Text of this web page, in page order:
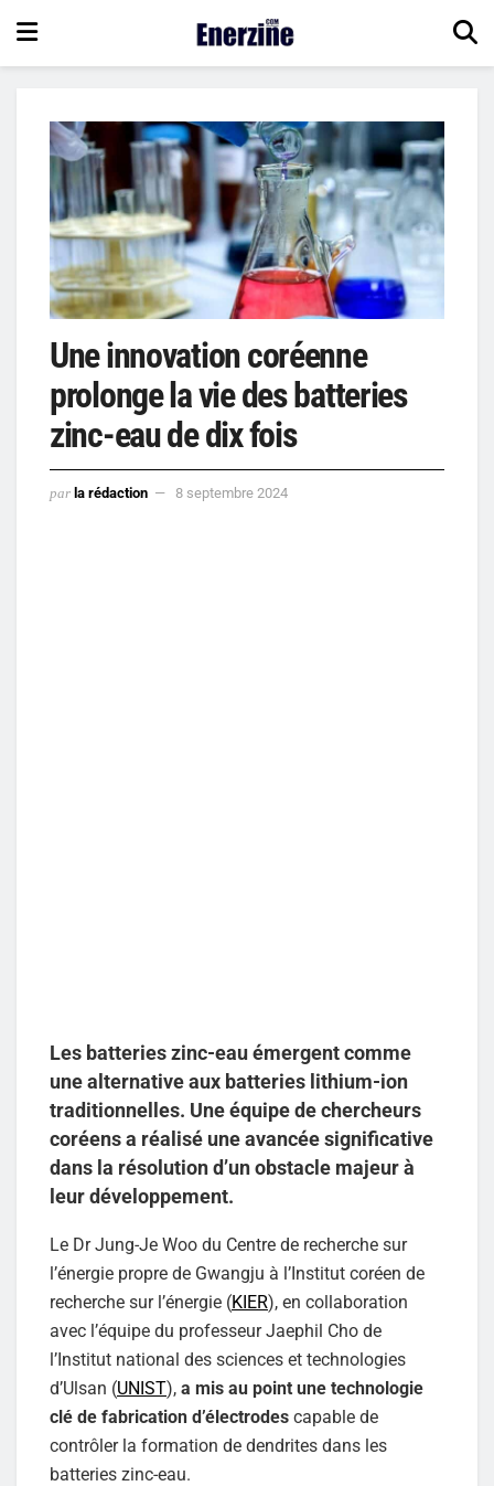
Une innovation coréenne
prolonge la vie des batteries
zinc-eau de dix fois
par la rédaction 8 septembre 2024
Les batteries zinc-eau émergent comme
une alternative aux batteries lithium-ion
traditionnelles. Une équipe de chercheurs
coréens a réalisé une avancée significative
dans la résolution d’un obstacle majeur à
leur développement.
Le Dr Jung-Je Woo du Centre de recherche sur
l’énergie propre de Gwangju à l’Institut coréen de
recherche sur l’énergie (KIER), en collaboration
avec l’équipe du professeur Jaephil Cho de
l’Institut national des sciences et technologies
d’Ulsan (UNIST), a mis au point une technologie
clé de fabrication d’électrodes capable de
contrôler la formation de dendrites dans les
batteries zinc-eau.